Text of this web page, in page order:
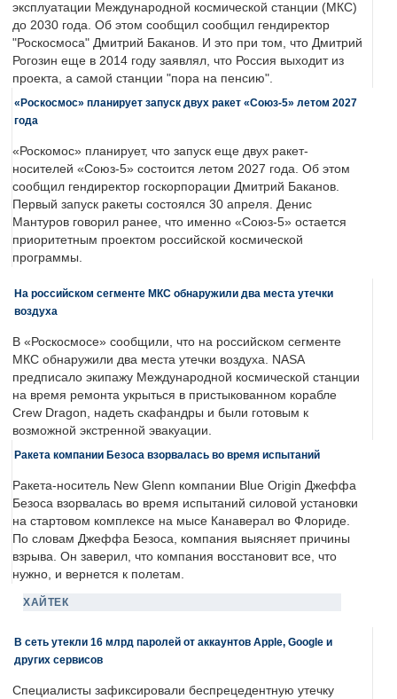
эксплуатации Международной космической станции (МКС)
до 2030 года. Об этом сообщил сообщил гендиректор
"Роскосмоса" Дмитрий Баканов. И это при том, что Дмитрий
Рогозин еще в 2014 году заявлял, что Россия выходит из
проекта, а самой станции "пора на пенсию".
«Роскосмос» планирует запуск двух ракет «Союз-5» летом 2027
года
«Роскомос» планирует, что запуск еще двух ракет-
носителей «Союз-5» состоится летом 2027 года. Об этом
сообщил гендиректор госкорпорации Дмитрий Баканов.
Первый запуск ракеты состоялся 30 апреля. Денис
Мантуров говорил ранее, что именно «Союз-5» остается
приоритетным проектом российской космической
программы.
На российском сегменте МКС обнаружили два места утечки
воздуха
В «Роскосмосе» сообщили, что на российском сегменте
МКС обнаружили два места утечки воздуха. NASA
предписало экипажу Международной космической станции
на время ремонта укрыться в пристыкованном корабле
Crew Dragon, надеть скафандры и были готовым к
возможной экстренной эвакуации.
Ракета компании Безоса взорвалась во время испытаний
Ракета-носитель New Glenn компании Blue Origin Джеффа
Безоса взорвалась во время испытаний силовой установки
на стартовом комплексе на мысе Канаверал во Флориде.
По словам Джеффа Безоса, компания выясняет причины
взрыва. Он заверил, что компания восстановит все, что
нужно, и вернется к полетам.
ХАЙТЕК
В сеть утекли 16 млрд паролей от аккаунтов Apple, Google и
других сервисов
Специалисты зафиксировали беспрецедентную утечку